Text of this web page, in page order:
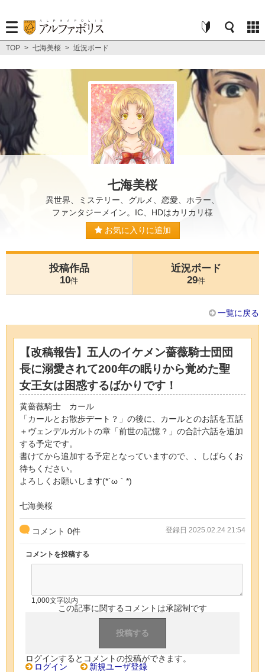
TOP > 七海美桜 > 近況ボード
七海美桜
異世界、ミステリー、グルメ、恋愛、ホラー、
ファンタジーメイン。IC、HDはカリカリ様
お気に入りに追加
投稿作品
10件
近況ボード
29件
一覧に戻る
【改稿報告】五人のイケメン薔薇騎士団団
長に溺愛されて200年の眠りから覚めた聖
女王女は困惑するばかりです！
黄薔薇騎士 カール
「カールとお散歩デート？」の後に、カールとのお話を五話
＋ヴェンデルガルトの章「前世の記憶？」の合計六話を追加
する予定です。
書けてから追加する予定となっていますので、、しばらくお
待ちください。
よろしくお願いします(*´ω｀*)
七海美桜
コメント 0件 登録日 2025.02.24 21:54
コメントを投稿する
1,000文字以内
この記事に関するコメントは承認制です
ログインするとコメントの投稿ができます。
ログイン
新規ユーザ登録